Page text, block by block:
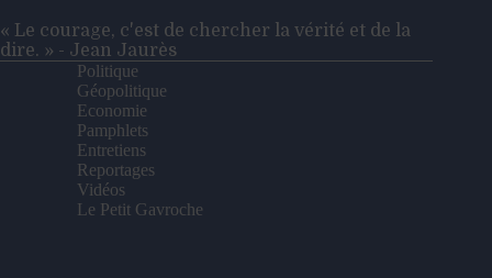
italienne
« Le courage, c'est de chercher la vérité et de la
dire. » - Jean Jaurès
Politique
Géopolitique
Economie
Pamphlets
Entretiens
Reportages
Vidéos
Le Petit Gavroche